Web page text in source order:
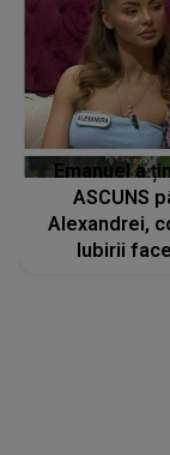
Emanuel a
ASCUNS
Alexandrei,
Iubirii face